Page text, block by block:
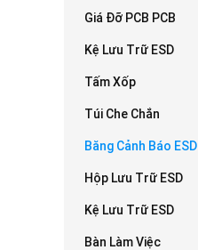
Giá Đỡ PCB PCB
Kệ Lưu Trữ ESD
Tấm Xốp
Túi Che Chắn
Băng Cảnh Báo ESD
Hộp Lưu Trữ ESD
Kệ Lưu Trữ ESD
Bàn Làm Việc